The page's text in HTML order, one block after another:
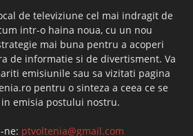
de televiziune cel mai indragit de
intr-o haina noua, cu un nou
mai buna pentru a acoperi
de informatie si de divertisment. Va
emisiunile sau sa vizitati pagina
pentru o sinteza a ceea ce se
emisia postului nostru.
ne: ptvoltenia@gmail.com